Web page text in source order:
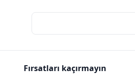
Fırsatları kaçırmayın